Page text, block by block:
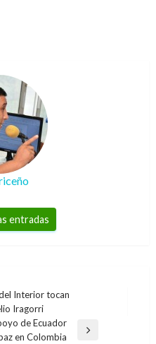
entradas
Interior tocan
Iragorri
de Ecuador
en Colombia